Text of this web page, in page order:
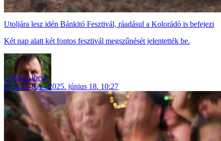
Utoljára lesz idén Bánkitó Fesztivál, ráadásul a Kolorádó is befejezi
Két nap alatt két fontos fesztivál megszűnését jelentették be.
Gazda Albert
KULTÚRA
2025. június 18. 10:27